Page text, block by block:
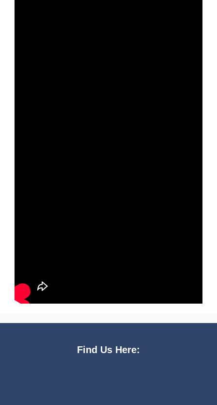
Find Us Here: